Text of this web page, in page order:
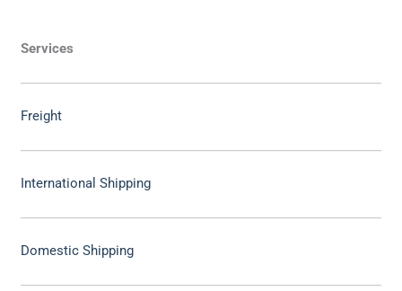
Services
Freight
International Shipping
Domestic Shipping